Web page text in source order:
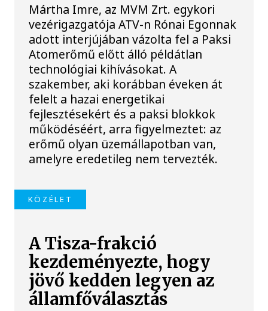
Mártha Imre, az MVM Zrt. egykori
vezérigazgatója ATV-n Rónai Egonnak
adott interjújában vázolta fel a Paksi
Atomerőmű előtt álló példátlan
technológiai kihívásokat. A
szakember, aki korábban éveken át
felelt a hazai energetikai
fejlesztésekért és a paksi blokkok
működéséért, arra figyelmeztet: az
erőmű olyan üzemállapotban van,
amelyre eredetileg nem tervezték.
KÖZÉLET
A Tisza-frakció
kezdeményezte, hogy
jövő kedden legyen az
államfőválasztás